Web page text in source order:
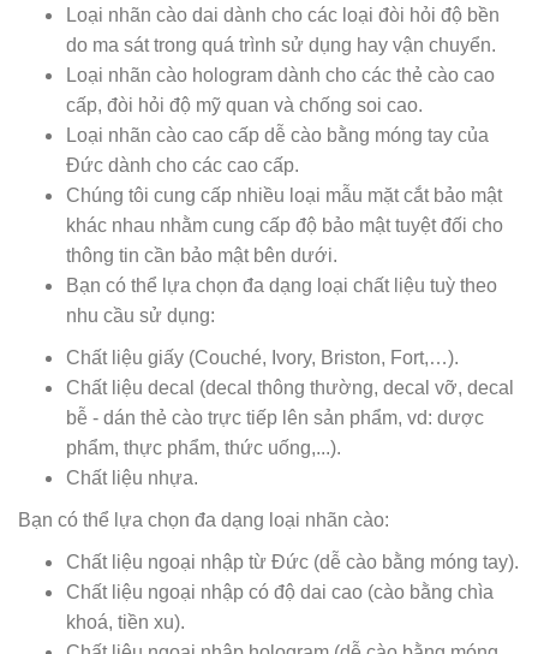
Loại nhãn cào dai dành cho các loại đòi hỏi độ bền
do ma sát trong quá trình sử dụng hay vận chuyển.
Loại nhãn cào hologram dành cho các thẻ cào cao
cấp, đòi hỏi độ mỹ quan và chống soi cao.
Loại nhãn cào cao cấp dễ cào bằng móng tay của
Đức dành cho các cao cấp.
Chúng tôi cung cấp nhiều loại mẫu mặt cắt bảo mật
khác nhau nhằm cung cấp độ bảo mật tuyệt đối cho
thông tin cần bảo mật bên dưới.
Bạn có thể lựa chọn đa dạng loại chất liệu tuỳ theo
nhu cầu sử dụng:
Chất liệu giấy (Couché, Ivory, Briston, Fort,…).
Chất liệu decal (decal thông thường, decal vỡ, decal
bễ - dán thẻ cào trực tiếp lên sản phẩm, vd: dược
phẩm, thực phẩm, thức uống,...).
Chất liệu nhựa.
Bạn có thể lựa chọn đa dạng loại nhãn cào:
Chất liệu ngoại nhập từ Đức (dễ cào bằng móng tay).
Chất liệu ngoại nhập có độ dai cao (cào bằng chìa
khoá, tiền xu).